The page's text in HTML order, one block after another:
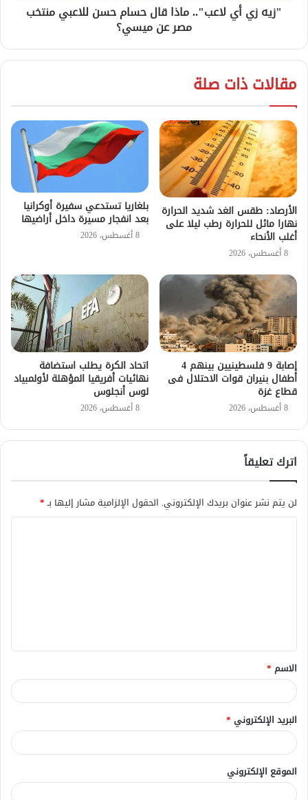
"زيه زي أي لاعب".. ماذا قال حسام حسن للاعبي منتخب
مصر عن ميسي؟
مقالات ذات صلة
الأرصاد: طقس الغد شديد الحرارة
نهارا مائل للحرارة رطب ليلا على
أغلب الأنحاء
8 أغسطس، 2026
بلغاريا تستدعي سفيرة أوكرانيا
بعد انفجار مسيرة داخل أراضيها
8 أغسطس، 2026
إصابة 9 فلسطينيين بينهم 4
أطفال بنيران قوات الاحتلال فى
قطاع غزة
8 أغسطس، 2026
اتحاد الكرة يطلب استضافة
نهائيات أفريقيا المؤهلة لأولمبياد
لوس أنجلوس
8 أغسطس، 2026
اترك تعليقاً
لن يتم نشر عنوان بريدك الإلكتروني. الحقول الإلزامية مشار إليها بـ*
ق
*
الاسم *
البريد الإلكتروني *
الموقع الإلكتروني